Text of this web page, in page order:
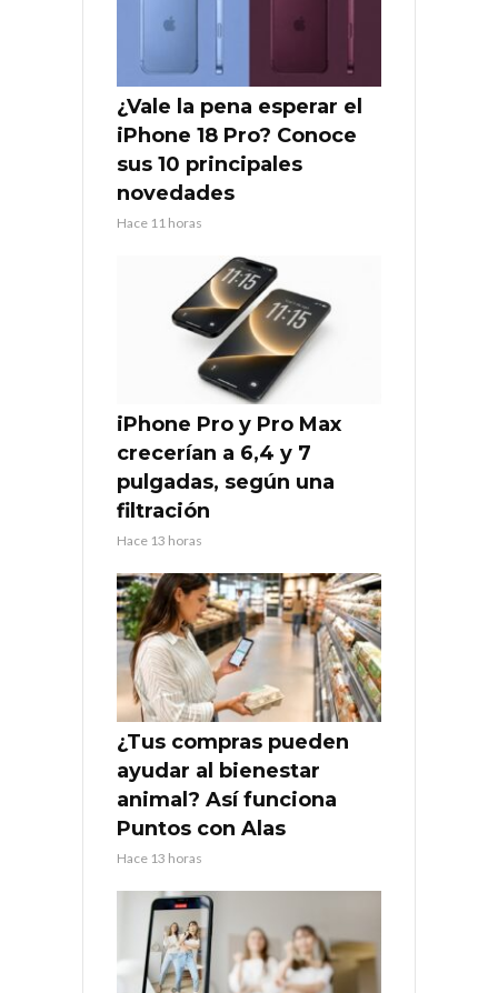
¿Vale la pena esperar el
iPhone 18 Pro? Conoce
sus 10 principales
novedades
Hace 11 horas
iPhone Pro y Pro Max
crecerían a 6,4 y 7
pulgadas, según una
filtración
Hace 13 horas
¿Tus compras pueden
ayudar al bienestar
animal? Así funciona
Puntos con Alas
Hace 13 horas